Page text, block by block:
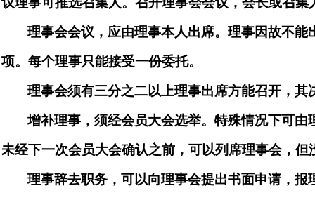
理事会会议，应由理事本人出席。理事因故不
项。 每个理事只能接受一份委托。
理事会须有三分之二以上理事出席方能召开，
增补理事，须经会员大会选举。特殊情况下可
未经下一次会员大会确认之前，可以列席理事会，
理事辞去职务，可以向理事会提出书面申请，